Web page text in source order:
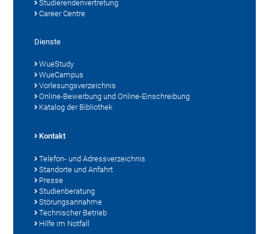
Studierendenvertretung
Career Centre
Dienste
WueStudy
WueCampus
Vorlesungsverzeichnis
Online-Bewerbung und Online-Einschreibung
Katalog der Bibliothek
Kontakt
Telefon- und Adressverzeichnis
Standorte und Anfahrt
Presse
Studienberatung
Störungsannahme
Technischer Betrieb
Hilfe im Notfall